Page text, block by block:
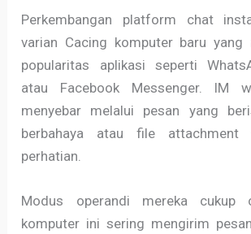
Perkembangan platform chat
varian Cacing komputer baru yang
popularitas aplikasi seperti
atau Facebook Messenger. IM
menyebar melalui pesan yang
berbahaya atau file attachment
perhatian.
Modus operandi mereka cukup
komputer ini sering mengirim